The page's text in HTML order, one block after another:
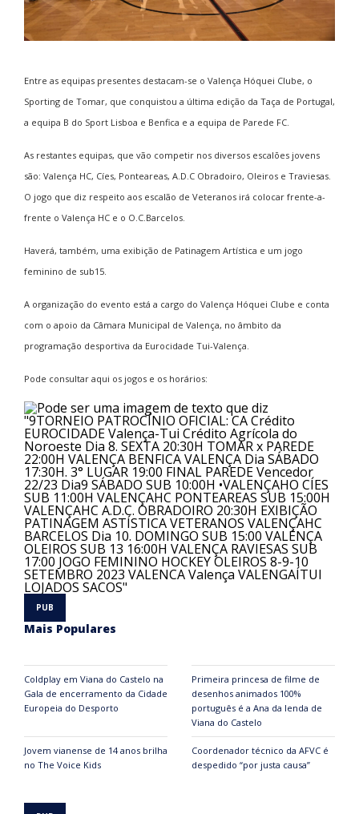
Entre as equipas presentes destacam-se o Valença Hóquei Clube, o
Sporting de Tomar, que conquistou a última edição da Taça de Portugal,
a equipa B do Sport Lisboa e Benfica e a equipa de Parede FC.
As restantes equipas, que vão competir nos diversos escalões jovens
são: Valença HC, Cíes, Ponteareas, A.D.C Obradoiro, Oleiros e Traviesas.
O jogo que diz respeito aos escalão de Veteranos irá colocar frente-a-
frente o Valença HC e o O.C.Barcelos.
Haverá, também, uma exibição de Patinagem Artística e um jogo
feminino de sub15.
A organização do evento está a cargo do Valença Hóquei Clube e conta
com o apoio da Câmara Municipal de Valença, no âmbito da
programação desportiva da Eurocidade Tui-Valença.
Pode consultar aqui os jogos e os horários:
Mais Populares
Coldplay em Viana do Castelo na
Gala de encerramento da Cidade
Europeia do Desporto
Primeira princesa de filme de
desenhos animados 100%
português é a Ana da lenda de
Viana do Castelo
Jovem vianense de 14 anos brilha
no The Voice Kids
Coordenador técnico da AFVC é
despedido “por justa causa”